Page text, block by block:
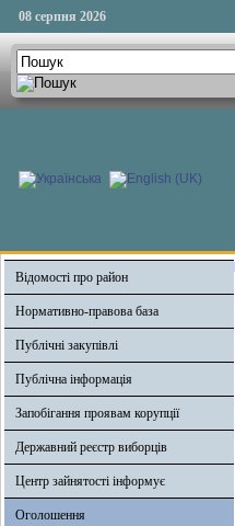
08 серпня 2026
Відомості про район
Нормативно-правова база
Публічні закупівлі
Публічна інформація
Запобігання проявам корупції
Державний реєстр виборців
Центр зайнятості інформує
Оголошення